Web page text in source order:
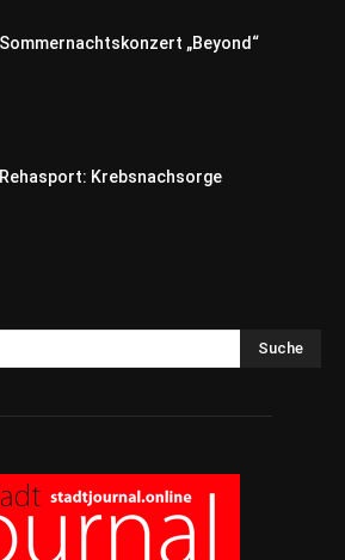
Sommernachtskonzert „Beyond“
Rehasport: Krebsnachsorge
Suche